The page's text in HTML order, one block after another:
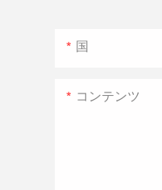
国
コンテンツ